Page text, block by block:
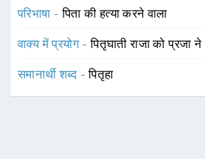
परिभाषा -पिता की हत्या करने वाला
वाक्य में प्रयोग -पितृघाती राजा को प्रजा
समानार्थी शब्द -पितृहा